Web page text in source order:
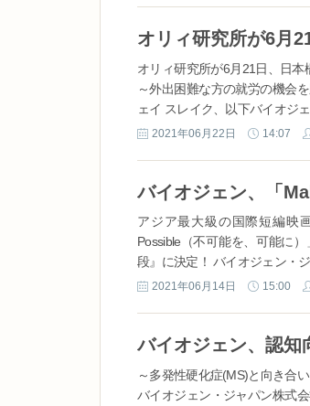
オリィ研究所が6月21日、日
～外出困難な方の就労の機会
ェイ スレイク、以下バイオジ
2021年06月22日 14:07
アジア最大級の国際短編映
Possible（不可能を、可能に
段』に決定！ バイオジェン・
2021年06月14日 15:00
～多発性硬化症(MS)と向き合
バイオジェン・ジャパン株式